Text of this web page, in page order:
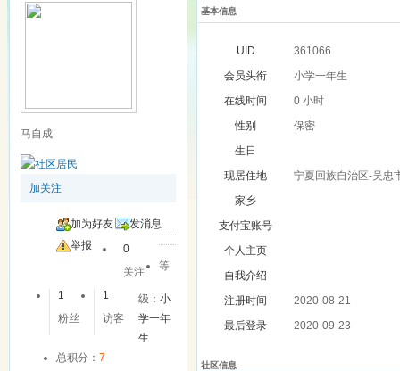
马自成
加关注
加为好友
发消息
举报
0
关注
1
粉丝
1
访客
等
级：小
学一年
生
总积分： 7
基本信息
UID
361066
会员头衔
小学一年生
在线时间
0 小时
性别
保密
生日
现居住地
宁夏回族自治区-吴忠
家乡
支付宝账号
个人主页
自我介绍
注册时间
2020-08-21
最后登录
2020-09-23
社区信息